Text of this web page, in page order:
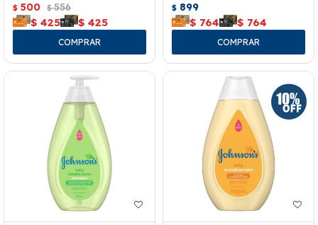
$ 500 $ 556
$ 425 $ 425
$ 899
$ 764 $ 764